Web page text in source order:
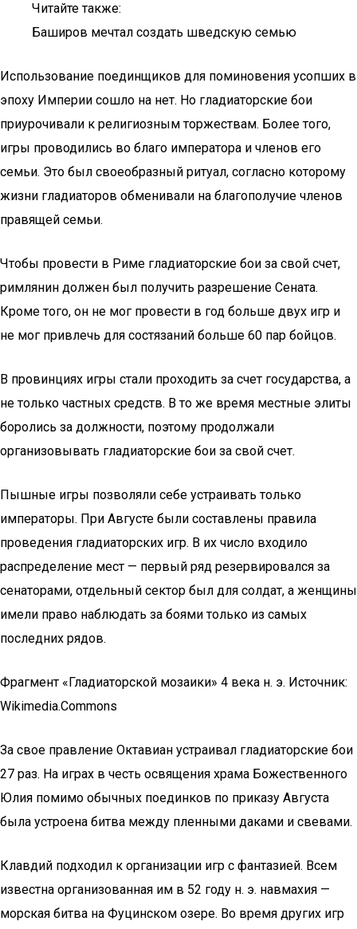
Читайте также:
Баширов мечтал создать шведскую семью
Использование поединщиков для поминовения усопших в
эпоху Империи сошло на нет. Но гладиаторские бои
приурочивали к религиозным торжествам. Более того,
игры проводились во благо императора и членов его
семьи. Это был своеобразный ритуал, согласно которому
жизни гладиаторов обменивали на благополучие членов
правящей семьи.
Чтобы провести в Риме гладиаторские бои за свой счет,
римлянин должен был получить разрешение Сената.
Кроме того, он не мог провести в год больше двух игр и
не мог привлечь для состязаний больше 60 пар бойцов.
В провинциях игры стали проходить за счет государства, а
не только частных средств. В то же время местные элиты
боролись за должности, поэтому продолжали
организовывать гладиаторские бои за свой счет.
Пышные игры позволяли себе устраивать только
императоры. При Августе были составлены правила
проведения гладиаторских игр. В их число входило
распределение мест — первый ряд резервировался за
сенаторами, отдельный сектор был для солдат, а женщины
имели право наблюдать за боями только из самых
последних рядов.
Фрагмент «Гладиаторской мозаики» 4 века н. э. Источник:
Wikimedia.Commons
За свое правление Октавиан устраивал гладиаторские бои
27 раз. На играх в честь освящения храма Божественного
Юлия помимо обычных поединков по приказу Августа
была устроена битва между пленными даками и свевами.
Клавдий подходил к организации игр с фантазией. Всем
известна организованная им в 52 году н. э. навмахия —
морская битва на Фуцинском озере. Во время других игр